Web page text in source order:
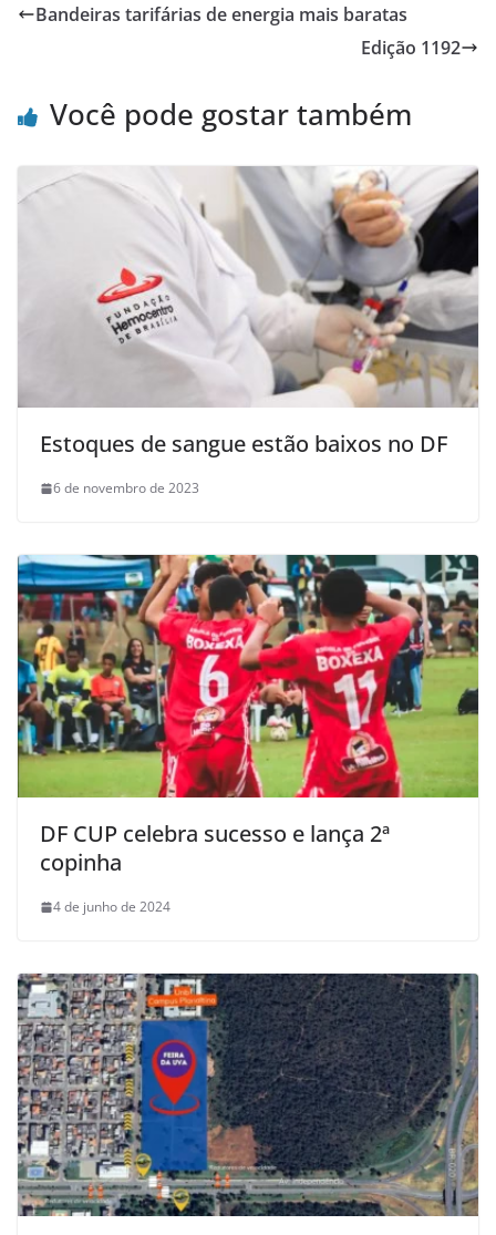
Bandeiras tarifárias de energia mais baratas
Edição 1192
Você pode gostar também
Estoques de sangue estão baixos no DF
6 de novembro de 2023
DF CUP celebra sucesso e lança 2ª
copinha
4 de junho de 2024